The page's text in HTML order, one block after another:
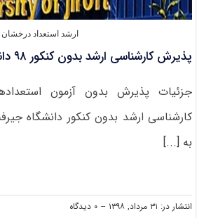
ارشد استعداد درخشان
پذیرش کارشناسی ارشد بدون کنکور ۹۸ دانشگاه جیرفت
جزئیات پذیرش بدون آزمون
به [...]
انتشار در: ۳۱ مرداد, ۱۳۹۸ -- ۰ دیدگاه
on